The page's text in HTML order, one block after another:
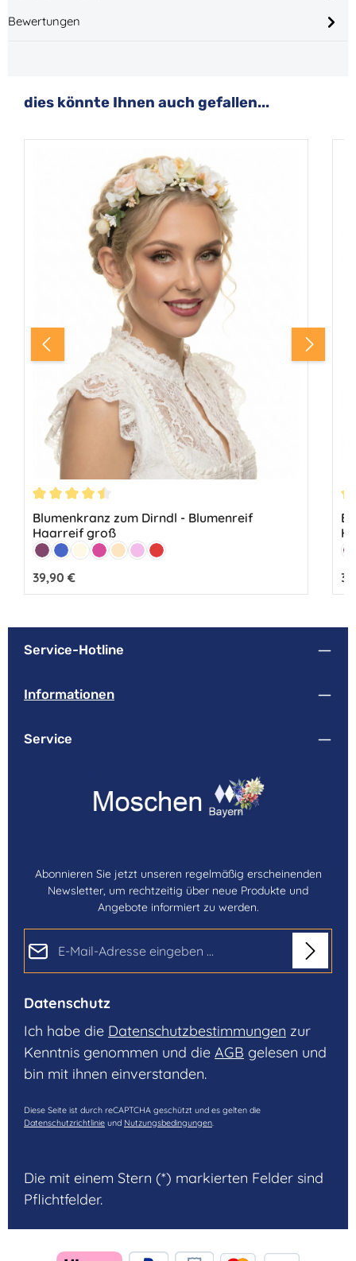
Bewertungen
Produktgalerie überspringen
dies könnte Ihnen auch gefallen...
Durchschnittliche Bewertung von 4.56 von 5 Sternen
Blumenkranz zum Dirndl - Blumenreif
Haarreif groß
Farbe:
BeereBlauCremePinkPuderRosaRot
Regulärer Preis:
39,90 €
Service-Hotline
Informationen
Service
Abonnieren Sie jetzt unseren regelmäßig erscheinenden
Newsletter, um rechtzeitig über neue Produkte und
Angebote informiert zu werden.
Datenschutz
Ich habe die Datenschutzbestimmungen zur
Kenntnis genommen und die AGB gelesen und
bin mit ihnen einverstanden.
Diese Seite ist durch reCAPTCHA geschützt und es gelten die
Datenschutzrichtlinie und Nutzungsbedingungen.
Die mit einem Stern (*) markierten Felder sind
Pflichtfelder.